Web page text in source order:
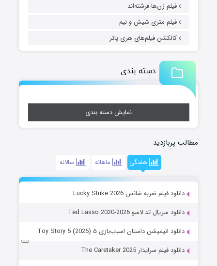
فیلم زن‌ها فرشته‌اند
فیلم متری شیش و نیم
کالکشن فیلم‌های هری پاتر
دسته بندی
نمایش دسته بندی
مطالب پربازدید
هفتگی ماهانه سالانه
دانلود فیلم ضربه شانس Lucky Strike 2026
دانلود سریال تد لاسو Ted Lasso 2020-2026
دانلود انیمیشن داستان اسباب‌بازی ۵ Toy Story 5 (2026)
دانلود فیلم سرایدار The Caretaker 2025